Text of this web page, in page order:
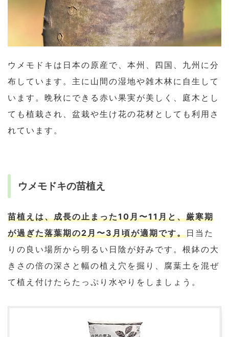
ウメモドキは日本の原産で、本州、四国、九州に分
布しています。主に山間の湿地や雑木林に自生して
います。晩秋にできる赤い果実が美しく、庭木とし
ても植栽され、盆栽や生け花の花材としても利用さ
れています。
ウメモドキの苗植え
苗植えは、成長の止まった10月〜11月と、厳寒期
が過ぎた落葉期の2月〜3月頃が適期です。日当た
りの良い場所から明るい日陰が好みです。根鉢の大
きさの倍の深さと幅の植え穴を掘り、腐葉土を混ぜ
て植え付けたらたっぷり水やりをしましょう。